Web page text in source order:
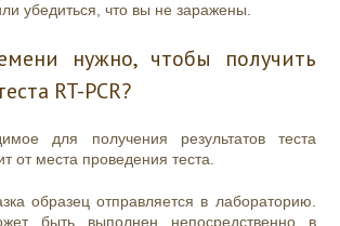
убедиться, что вы не заражены.
нужно, чтобы получить
RT-PCR?
для получения результатов теста
от места проведения теста.
образец отправляется в лабораторию.
быть выполнен непосредственно в